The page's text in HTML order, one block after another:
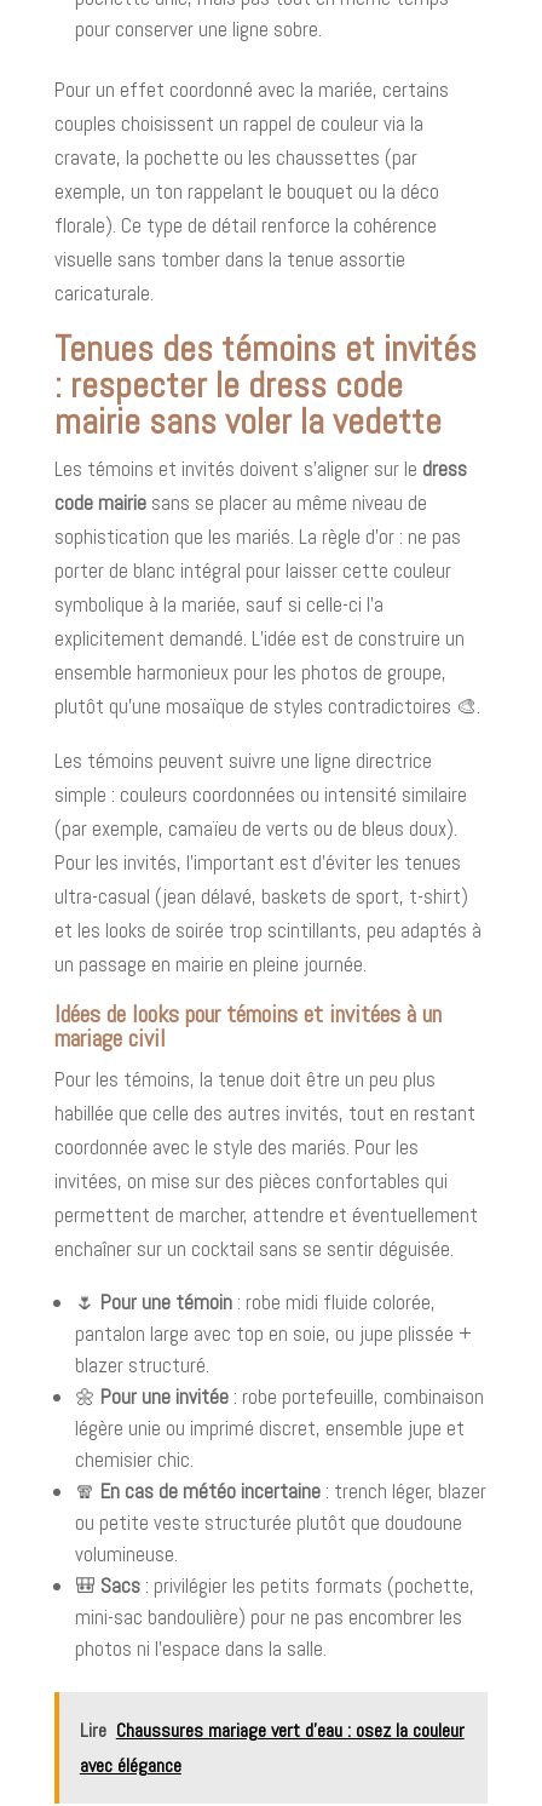
pour conserver une ligne sobre.
Pour un effet coordonné avec la mariée, certains
couples choisissent un rappel de couleur via la
cravate, la pochette ou les chaussettes (par
exemple, un ton rappelant le bouquet ou la déco
florale). Ce type de détail renforce la cohérence
visuelle sans tomber dans la tenue assortie
caricaturale.
Tenues des témoins et invités
: respecter le dress code
mairie sans voler la vedette
Les témoins et invités doivent s’aligner sur le dress
code mairiesans se placer au même niveau de
sophistication que les mariés. La règle d’or : ne pas
porter de blanc intégral pour laisser cette couleur
symbolique à la mariée, sauf si celle-ci l’a
explicitement demandé. L’idée est de construire un
ensemble harmonieux pour les photos de groupe,
plutôt qu’une mosaïque de styles contradictoires 🎨.
Les témoins peuvent suivre une ligne directrice
simple : couleurs coordonnées ou intensité similaire
(par exemple, camaïeu de verts ou de bleus doux).
Pour les invités, l’important est d’éviter les tenues
ultra-casual (jean délavé, baskets de sport, t-shirt)
et les looks de soirée trop scintillants, peu adaptés à
un passage en mairie en pleine journée.
Idées de looks pour témoins et invitées à un
mariage civil
Pour les témoins, la tenue doit être un peu plus
habillée que celle des autres invités, tout en restant
coordonnée avec le style des mariés. Pour les
invitées, on mise sur des pièces confortables qui
permettent de marcher, attendre et éventuellement
enchaîner sur un cocktail sans se sentir déguisée.
🌷 Pour une témoin: robe midi fluide colorée,
pantalon large avec top en soie, ou jupe plissée +
blazer structuré.
🌼 Pour une invitée: robe portefeuille, combinaison
légère unie ou imprimé discret, ensemble jupe et
chemisier chic.
🧣 En cas de météo incertaine: trench léger, blazer
ou petite veste structurée plutôt que doudoune
volumineuse.
🎒 Sacs: privilégier les petits formats (pochette,
mini-sac bandoulière) pour ne pas encombrer les
photos ni l’espace dans la salle.
Lire Chaussures mariage vert d’eau : osez la couleur
avec élégance